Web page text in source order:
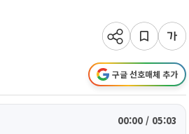
구글 선호매체 추가
00:00 / 05:03